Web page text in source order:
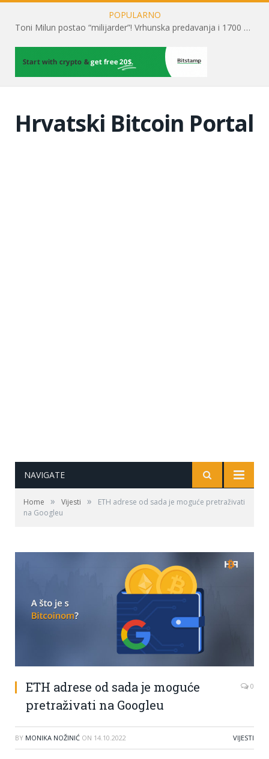
POPULARNO
Toni Milun postao “milijarder”! Vrhunska predavanja i 1700 posjetitelja obilježili su mjesec financijske pismenosti
Hrvatski Bitcoin Portal
NAVIGATE
Home » Vijesti »
ETH adrese od sada je moguće pretraživati
na Googleu
ETH adrese od sada je moguće
pretraživati na Googleu
0
BY MONIKA NOŽINIĆ ON 14.10.2022 VIJESTI